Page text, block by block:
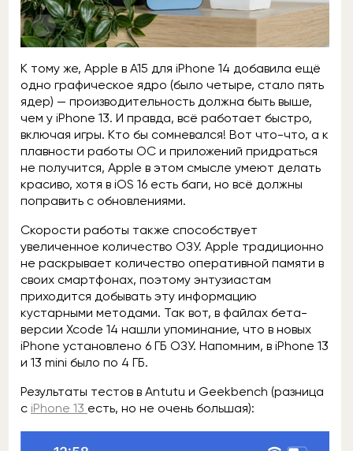
К тому же, Apple в A15 для iPhone 14 добавила ещё
одно графическое ядро (было четыре, стало пять
ядер) — производительность должна быть выше,
чем у iPhone 13. И правда, всё работает быстро,
включая игры. Кто бы сомневался! Вот что-что, а к
плавности работы OC и приложений придраться
не получится, Apple в этом смысле умеют делать
красиво, хотя в iOS 16 есть баги, но всё должны
поправить с обновлениями.
Скорости работы также способствует
увеличенное количество ОЗУ. Apple традиционно
не раскрывает количество оперативной памяти в
своих смартфонах, поэтому энтузиастам
приходится добывать эту информацию
кустарными методами. Так вот, в файлах бета-
версии Xcode 14 нашли упоминание, что в новых
iPhone установлено 6 ГБ ОЗУ. Напомним, в iPhone 13
и 13 mini было по 4 ГБ.
Результаты тестов в Antutu и Geekbench (разница
с iPhone 13 есть, но не очень большая):